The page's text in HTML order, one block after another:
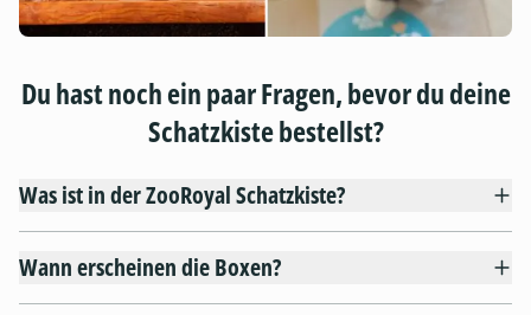
Du hast noch ein paar Fragen, bevor du deine
Schatzkiste bestellst?
Was ist in der ZooRoyal Schatzkiste?
Wann erscheinen die Boxen?